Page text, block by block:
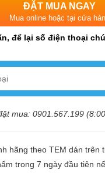
ĐẶT MUA NGAY
Mua online hoặc tại cửa
để lại số điện thoại
mua: 0901.567.199
hãng theo TEM dán trên
trong 7 ngày đầu tiên